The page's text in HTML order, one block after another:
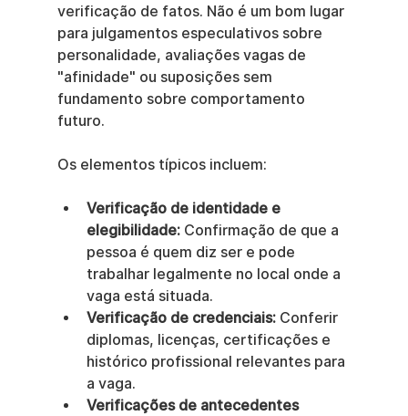
verificação de fatos. Não é um bom lugar
para julgamentos especulativos sobre
personalidade, avaliações vagas de
"afinidade" ou suposições sem
fundamento sobre comportamento
futuro.
Os elementos típicos incluem:
Verificação de identidade e
elegibilidade: Confirmação de que a
pessoa é quem diz ser e pode
trabalhar legalmente no local onde a
vaga está situada.
Verificação de credenciais: Conferir
diplomas, licenças, certificações e
histórico profissional relevantes para
a vaga.
Verificações de antecedentes